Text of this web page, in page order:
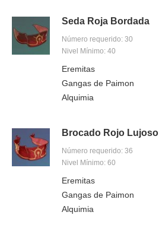
Seda Roja Bordada
Número requerido: 30
Nivel Mínimo: 40
Eremitas
Gangas de Paimon
Alquimia
Brocado Rojo Lujoso
Número requerido: 36
Nivel Mínimo: 60
Eremitas
Gangas de Paimon
Alquimia